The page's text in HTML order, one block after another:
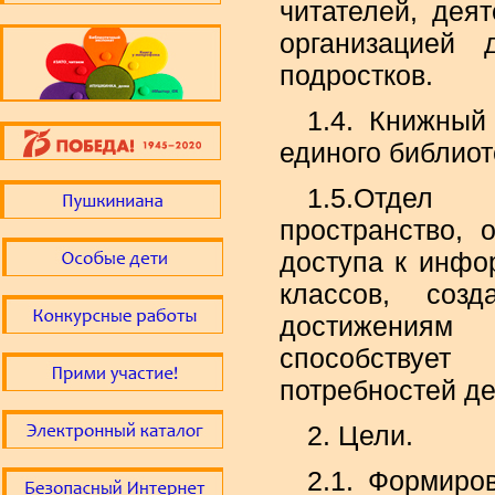
читателей,
подростков.
1.4. Книжный
единого
1.5.Отдел
пространство,
доступа к
классов,
потребностей
2. Цели.
2.1.